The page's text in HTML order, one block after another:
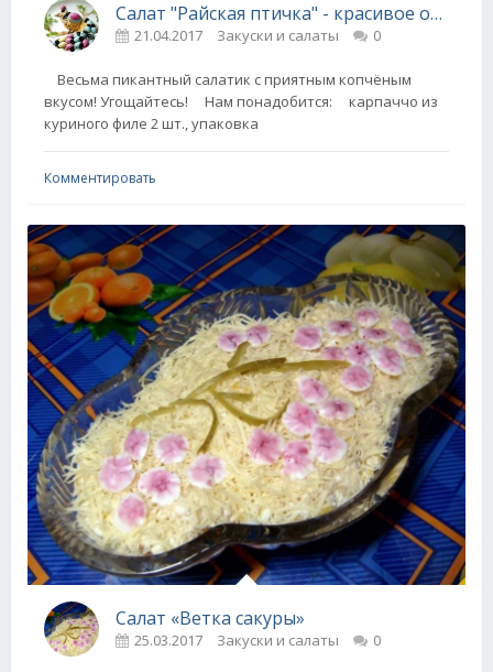
Салат "Райская птичка" - красивое обьеденье!
21.04.2017 Закуски и салаты 0
Весьма пикантный салатик с приятным копчёным
вкусом! Угощайтесь! Нам понадобится: карпаччо из
куриного филе 2 шт., упаковка
Комментировать
Салат «Ветка сакуры»
25.03.2017 Закуски и салаты 0